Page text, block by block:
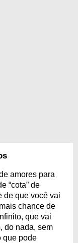
amores para
“cota” de
de que você vai
chance de
que vai
do nada, sem
que pode